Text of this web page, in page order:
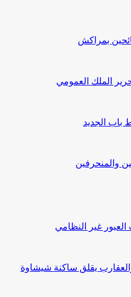
بمراكش
الملك العمومي
الجديد
والمنحرفين
غير النظامي
يقلق ساكنة شيشاوة